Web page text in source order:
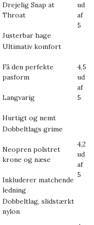
Drejelig Snap at
Throat
Justerbar hage
ud
af
5
Ultimativ komfort
Få den perfekte
pasform
Langvarig
Hurtigt og nemt
4,5
ud
af
5
Dobbeltlags grime
Neopren polstret
krone og næse
Inkluderer matchende
ledning
4,2
ud
af
5
Dobbeltlag, slidstærkt
nylon